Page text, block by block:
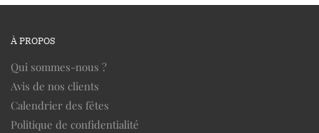
À PROPOS
Qui sommes-nous ?
Avis de nos clients
Calendrier des fêtes
Politique de confidentialité